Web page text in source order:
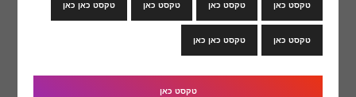
טקסט כאן טקסט כאן טקסט כאן טקסט כאן כאן
טקסט כאן טקסט כאן כאן
טקסט כאן